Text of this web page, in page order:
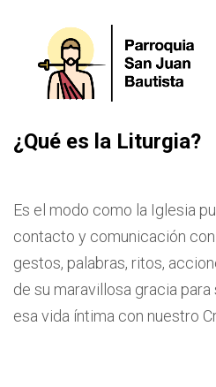
¿Qué es la Liturgia?
Es el modo como la Iglesia
contacto y comunicación
gestos, palabras, ritos,
de su maravillosa gracia
esa vida íntima con nuestro